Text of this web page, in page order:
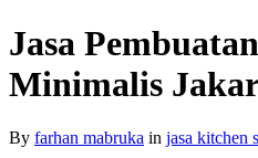
Jasa
Minimalis
By farhan mabruka in jasa kitchen